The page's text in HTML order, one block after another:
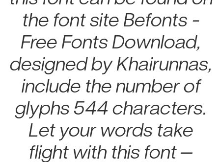
the font site Befonts –
Free Fonts Download,
designed by Khairunnas,
include the number of
glyphs 544 characters.
Let your words take
flight with this font —